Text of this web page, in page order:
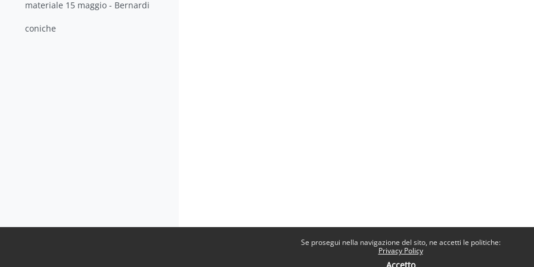
Se prosegui nella navigazione del sito, ne accetti le politiche:
Privacy Policy
materiale 15 maggio - Bernardi
coniche